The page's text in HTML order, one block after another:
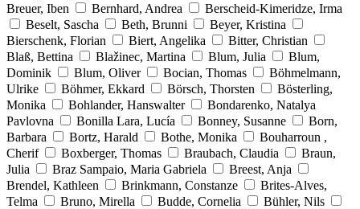
Breuer, Iben
Bernhard, Andrea
Berscheid-Kimeridze, Irma
Beselt, Sascha
Beth, Brunni
Beyer, Kristina
Bierschenk, Florian
Biert, Angelika
Bitter, Christian
Blaß, Bettina
Blažinec, Martina Blum, Julia
Blum,
Dominik
Blum, Oliver Bocian, Thomas
Böhmelmann,
Ulrike
Böhmer, Ekkard Börsch, Thorsten
Bösterling,
Monika
Bohlander, Hanswalter
Bondarenko, Natalya
Pavlovna
Bonilla Lara, Lucía Bonney, Susanne
Born,
Barbara
Bortz, Harald Bothe, Monika
Bouharroun ,
Cherif
Boxberger, Thomas Braubach, Claudia
Braun,
Julia
Braz Sampaio, Maria Gabriela
Breest, Anja
Brendel, Kathleen
Brinkmann, Constanze
Brites-Alves,
Telma
Bruno, Mirella Budde, Cornelia
Bühler, Nils